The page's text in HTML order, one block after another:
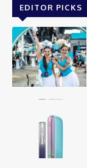
EDITOR PICKS